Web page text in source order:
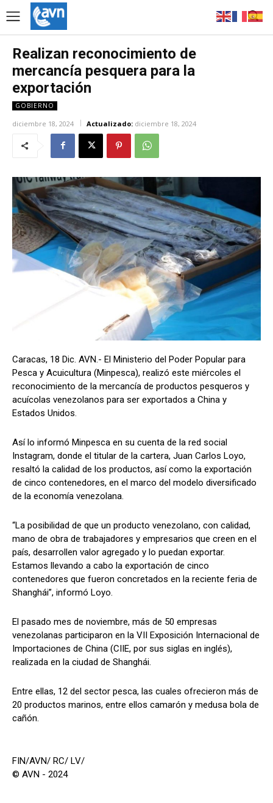
Realizan reconocimiento de
mercancía pesquera para la
exportación
GOBIERNO
diciembre 18, 2024 Actualizado: diciembre 18, 2024
Caracas, 18 Dic. AVN.- El Ministerio del Poder Popular para
Pesca y Acuicultura (Minpesca), realizó este miércoles el
reconocimiento de la mercancía de productos pesqueros y
acuícolas venezolanos para ser exportados a China y
Estados Unidos.
Así lo informó Minpesca en su cuenta de la red social
Instagram, donde el titular de la cartera, Juan Carlos Loyo,
resaltó la calidad de los productos, así como la exportación
de cinco contenedores, en el marco del modelo diversificado
de la economía venezolana.
“La posibilidad de que un producto venezolano, con calidad,
mano de obra de trabajadores y empresarios que creen en el
país, desarrollen valor agregado y lo puedan exportar.
Estamos llevando a cabo la exportación de cinco
contenedores que fueron concretados en la reciente feria de
Shanghái”, informó Loyo.
El pasado mes de noviembre, más de 50 empresas
venezolanas participaron en la VII Exposición Internacional de
Importaciones de China (CIIE, por sus siglas en inglés),
realizada en la ciudad de Shanghái.
Entre ellas, 12 del sector pesca, las cuales ofrecieron más de
20 productos marinos, entre ellos camarón y medusa bola de
cañón.
FIN/AVN/ RC/ LV/
© AVN - 2024